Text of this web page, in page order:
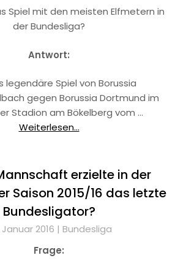
Spiel mit den meisten Elfmetern in
der Bundesliga?
Antwort:
legendäre Spiel von Borussia
gegen Borussia Dortmund im
Stadion am Bökelberg vom …
Weiterlesen...
erzielte in der
Saison 2015/16 das letzte
Bundesligator?
2016 | Bundesliga
Frage: